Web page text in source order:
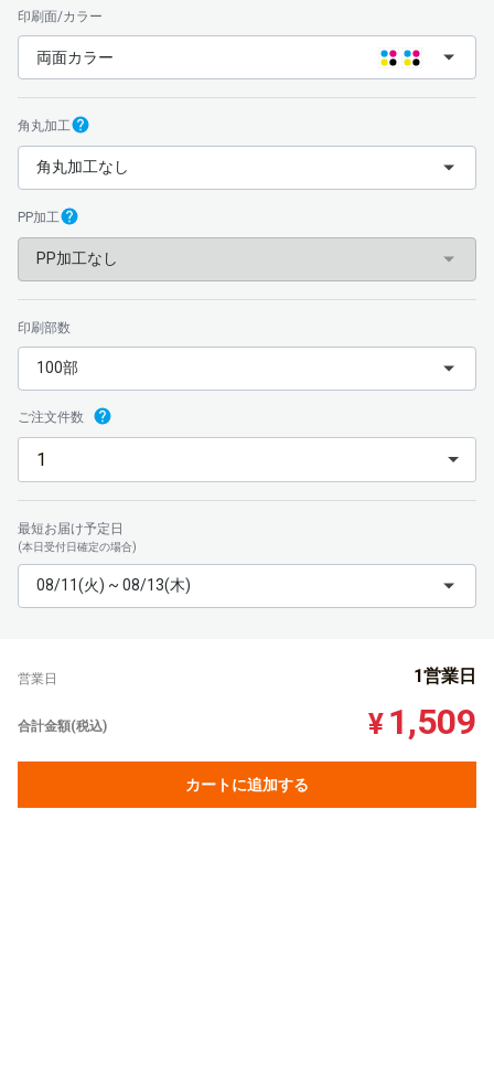
印刷面/カラー
両面カラー
角丸加工
角丸加工なし
PP加工
PP加工なし
印刷部数
100部
ご注文件数
最短お届け予定日
(本日受付日確定の場合)
08/11(火) ~ 08/13(木)
営業日 1営業日
合計金額(税込) ¥ 1,509
カートに追加する